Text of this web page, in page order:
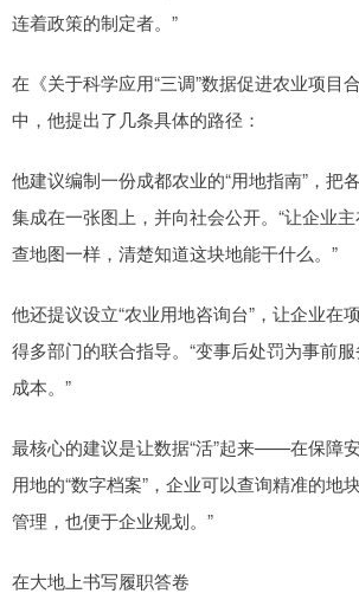
连着政策的制定者。”
在《关于科学应用“三调”数据促进农业项目
中，他提出了几条具体的路径：
他建议编制一份成都农业的“用地指南”，把
集成在一张图上，并向社会公开。“让企业
查地图一样，清楚知道这块地能干什么。”
他还提议设立“农业用地咨询台”，让企业在
得多部门的联合指导。“变事后处罚为事前
成本。”
最核心的建议是让数据“活”起来——在保障
用地的“数字档案”，企业可以查询精准的地
管理，也便于企业规划。”
在大地上书写履职答卷